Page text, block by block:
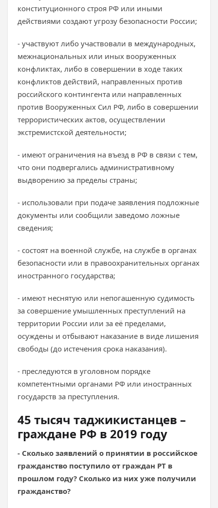
конституционного строя РФ или иными
действиями создают угрозу безопасности России;
- участвуют либо участвовали в международных,
межнациональных или иных вооруженных
конфликтах, либо в совершении в ходе таких
конфликтов действий, направленных против
российского контингента или направленных
против Вооруженных Сил РФ, либо в совершении
террористических актов, осуществлении
экстремистской деятельности;
- имеют ограничения на въезд в РФ в связи с тем,
что они подвергались административному
выдворению за пределы страны;
- использовали при подаче заявления подложные
документы или сообщили заведомо ложные
сведения;
- состоят на военной службе, на службе в органах
безопасности или в правоохранительных органах
иностранного государства;
- имеют неснятую или непогашенную судимость
за совершение умышленных преступлений на
территории России или за её пределами,
осуждены и отбывают наказание в виде лишения
свободы (до истечения срока наказания).
- преследуются в уголовном порядке
компетентными органами РФ или иностранных
государств за преступления.
45 тысяч таджикистанцев –
граждане РФ в 2019 году
- Сколько заявлений о принятии в российское
гражданство поступило от граждан РТ в
прошлом году? Сколько из них уже получили
гражданство?